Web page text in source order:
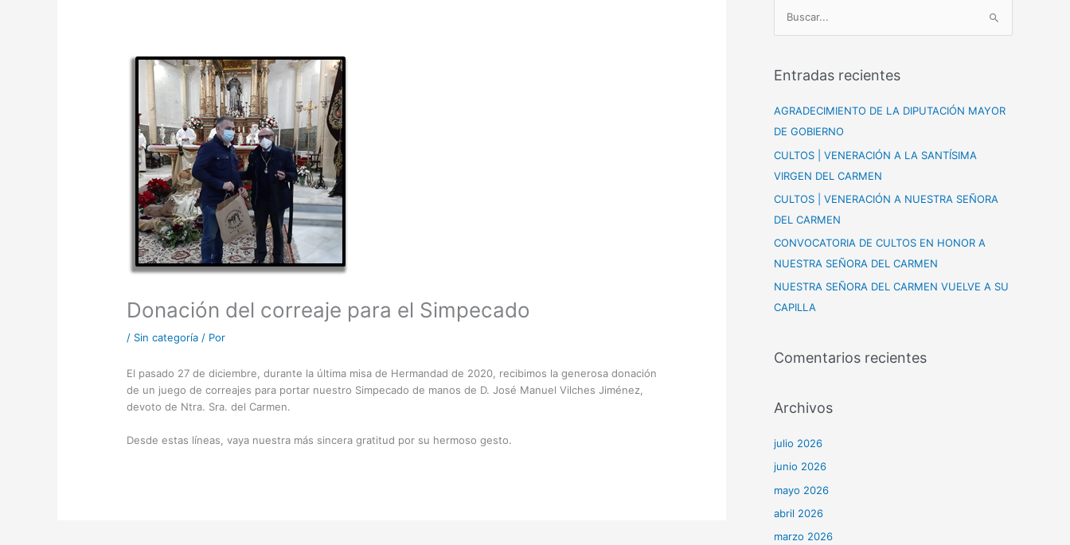
Donación del correaje para el Simpecado
/ Sin categoría/ Por
El pasado 27 de diciembre, durante la última misa de Hermandad de 2020, recibimos la generosa donación
de un juego de correajes para portar nuestro Simpecado de manos de D. José Manuel Vilches Jiménez,
devoto de Ntra. Sra. del Carmen.
Desde estas líneas, vaya nuestra más sincera gratitud por su hermoso gesto.
c
:
Entradas recientes
AGRADECIMIENTO DE LA DIPUTACIÓN MAYOR
DE GOBIERNO
CULTOS | VENERACIÓN A LA SANTÍSIMA
VIRGEN DEL CARMEN
CULTOS | VENERACIÓN A NUESTRA SEÑORA
DEL CARMEN
CONVOCATORIA DE CULTOS EN HONOR A
NUESTRA SEÑORA DEL CARMEN
NUESTRA SEÑORA DEL CARMEN VUELVE A SU
CAPILLA
Comentarios recientes
Archivos
julio 2026
junio 2026
mayo 2026
abril 2026
marzo 2026